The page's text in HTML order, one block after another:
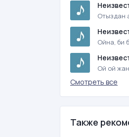
Отыздан
Ойна, би
Ой ой
Смотреть все
Также